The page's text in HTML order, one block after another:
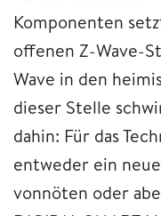
Komponenten
offenen Z-Wave-
Wave in den
dieser Stelle
dahin: Für das
entweder ein
vonnöten oder